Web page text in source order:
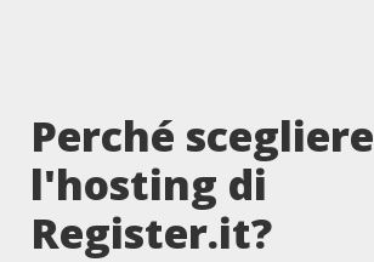
Perché scegliere
l'hosting di
Register.it?